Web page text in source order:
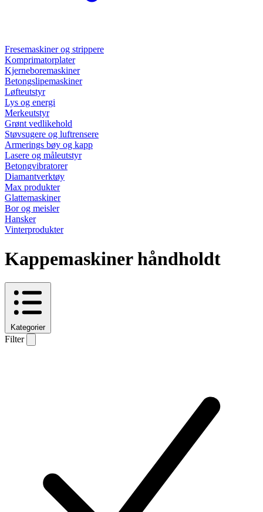
Fresemaskiner og strippere
Komprimatorplater
Kjerneboremaskiner
Betongslipemaskiner
Løfteutstyr
Lys og energi
Merkeutstyr
Grønt vedlikehold
Støvsugere og luftrensere
Armerings bøy og kapp
Lasere og måleutstyr
Betongvibratorer
Diamantverktøy
Max produkter
Glattemaskiner
Bor og meisler
Hansker
Vinterprodukter
Kappemaskiner håndholdt
Kategorier
Filter